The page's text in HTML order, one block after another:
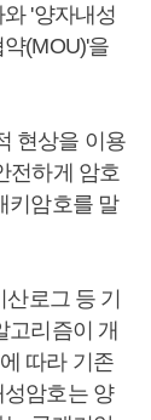
'양자내성
(MOU)'을
현상을 이용
전하게 암호
키암호를 말
로그 등 기
고리즘이 개
따라 기존
암호는 양